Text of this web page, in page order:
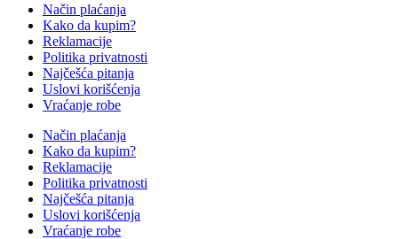
Način plaćanja
Kako da kupim?
Reklamacije
Politika privatnosti
Najčešća pitanja
Uslovi korišćenja
Vraćanje robe
Način plaćanja
Kako da kupim?
Reklamacije
Politika privatnosti
Najčešća pitanja
Uslovi korišćenja
Vraćanje robe